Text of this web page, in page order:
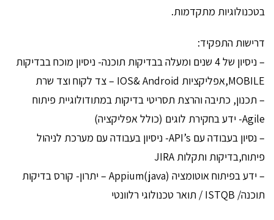
בטכנולוגיות מתקדמות.
דרישות התפקיד:
– ניסיון של 4 שנים ומעלה בבדיקות תוכנה- ניסיון מוכח בבדיקות
MOBILE,אפליקציות IOS& Android – צד לקוח וצד שרת
– תכנון, כתיבה והרצת תסריטי בדיקות במתודולוגיית פיתוח
Agile- ידע בחקירת לוגים (כולל אפליקציה)
– נסיון בעבודה עם API’s- ניסיון בעבודה עם מערכת לניהול
פיתוח,בדיקות ותקלות JIRA
– ידע בפיתוח אוטומציה (Appium(java – יתרון- קורס בדיקות
תוכנה/ ISTQB / תואר טכנולוגי רלוונטי